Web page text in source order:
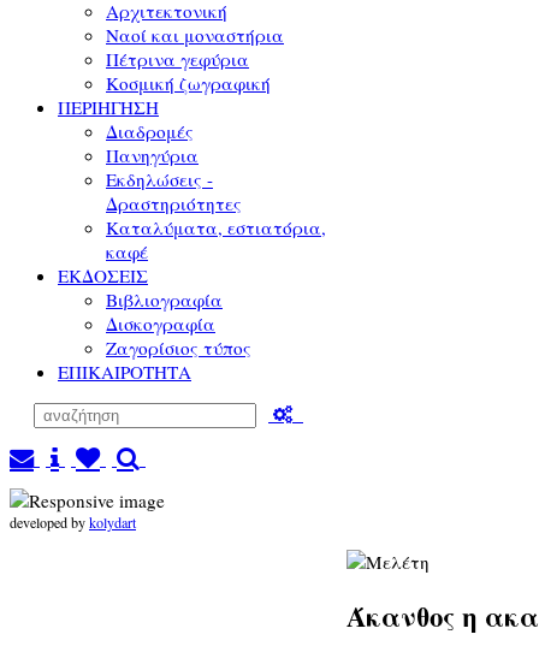
Αρχιτεκτονική
Ναοί και μοναστήρια
Πέτρινα γεφύρια
Κοσμική ζωγραφική
ΠΕΡΙΗΓΗΣΗ
Διαδρομές
Πανηγύρια
Εκδηλώσεις -
Δραστηριότητες
Καταλύματα, εστιατόρια,
καφέ
ΕΚΔΟΣΕΙΣ
Βιβλιογραφία
Δισκογραφία
Ζαγορίσιος τύπος
ΕΠΙΚΑΙΡΟΤΗΤΑ
developed bykolydart
Άκανθος η